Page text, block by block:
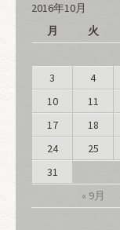
2016年10月
月
火
« 9月
3
4
10
11
17
18
24
25
31